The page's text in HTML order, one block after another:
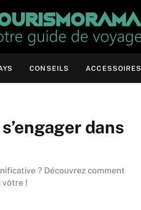
CONSEILS ACCESSOIRES
dans
? Découvrez comment
vôtre !